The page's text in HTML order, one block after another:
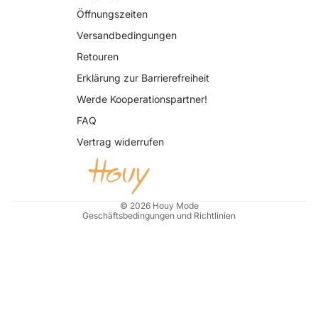
Öffnungszeiten
Versandbedingungen
Retouren
Erklärung zur Barrierefreiheit
Werde Kooperationspartner!
FAQ
Vertrag widerrufen
© 2026 Houy Mode
Geschäftsbedingungen und Richtlinien
Kontaktinformationen